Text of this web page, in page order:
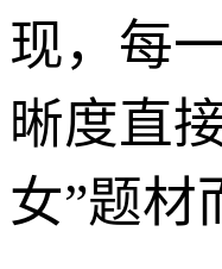
现，每
晰度直
女”题材